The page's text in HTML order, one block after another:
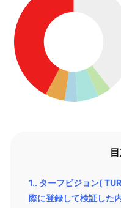
1. ターフビジョン(
際に登録して検証した